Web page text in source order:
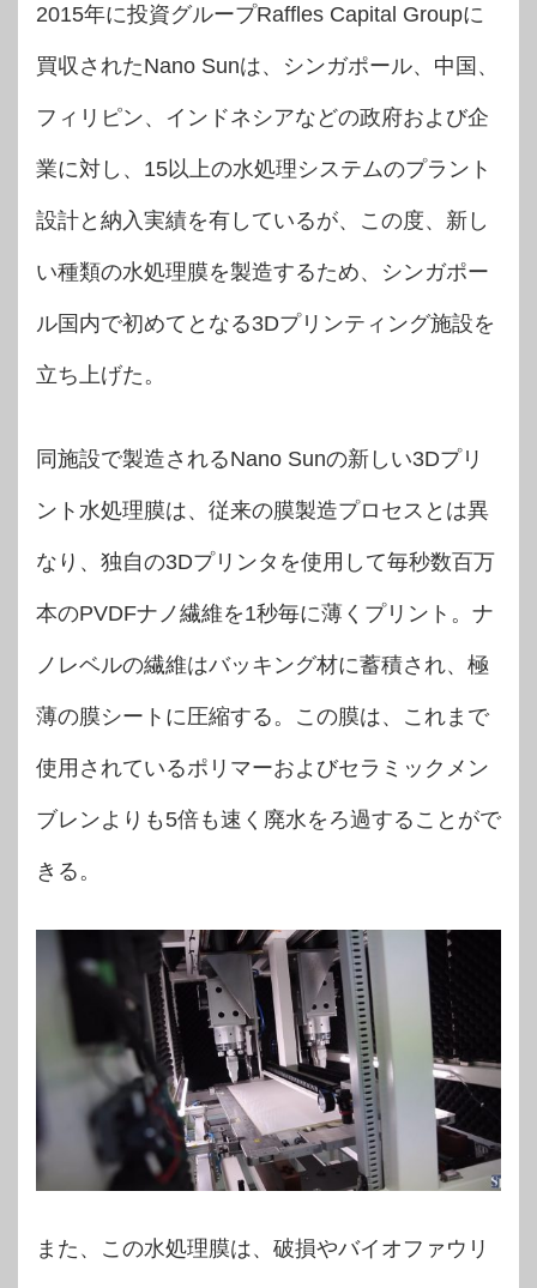
2015年に投資グループRaffles Capital Groupに
買収されたNano Sunは、シンガポール、中国、
フィリピン、インドネシアなどの政府および企
業に対し、15以上の水処理システムのプラント
設計と納入実績を有しているが、この度、新し
い種類の水処理膜を製造するため、シンガポー
ル国内で初めてとなる3Dプリンティング施設を
立ち上げた。
同施設で製造されるNano Sunの新しい3Dプリ
ント水処理膜は、従来の膜製造プロセスとは異
なり、独自の3Dプリンタを使用して毎秒数百万
本のPVDFナノ繊維を1秒毎に薄くプリント。ナ
ノレベルの繊維はバッキング材に蓄積され、極
薄の膜シートに圧縮する。この膜は、これまで
使用されているポリマーおよびセラミックメン
ブレンよりも5倍も速く廃水をろ過することがで
きる。
また、この水処理膜は、破損やバイオファウリ